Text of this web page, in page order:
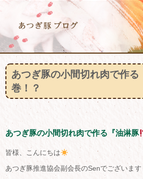
あつぎ豚の小間切れ肉で作る
巻！？
あつぎ豚の小間切れ肉で作る『油淋豚
皆様、こんにちは
あつぎ豚推進協会副会長のSenでございます